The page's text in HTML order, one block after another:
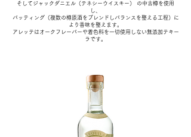
そしてジャックダニエル（テネシーウイスキー） の中古樽を使用
し、
バッティング（複数の樽原酒をブレンドしバランスを整える工程）に
より香味を整えます。
アレッテはオークフレーバーや着色料を一切使用しない無添加テキー
ラです。